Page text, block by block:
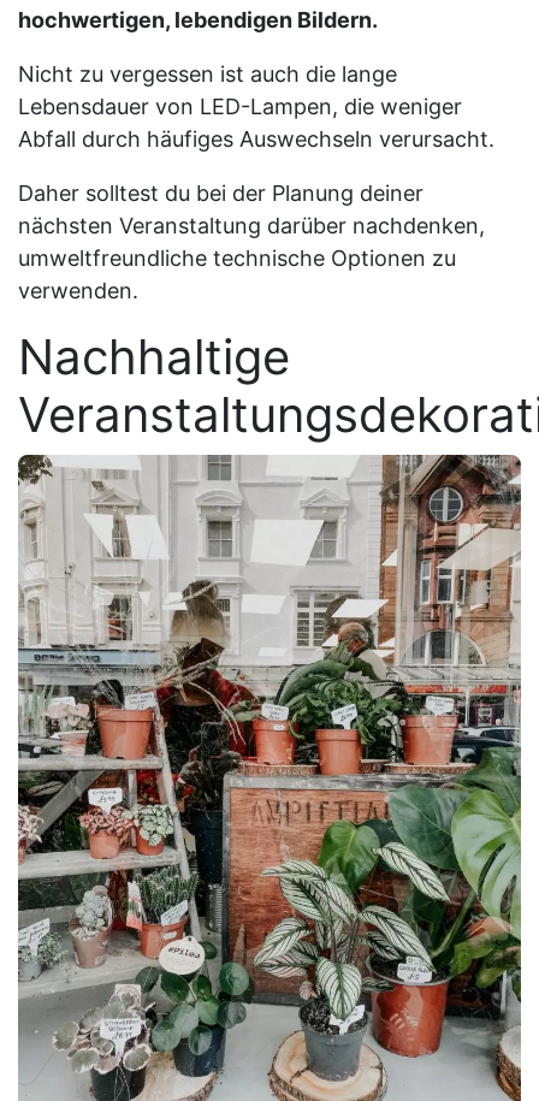
hochwertigen, lebendigen Bildern.
Nicht zu vergessen ist auch die lange
Lebensdauer von LED-Lampen, die weniger
Abfall durch häufiges Auswechseln verursacht.
Daher solltest du bei der Planung deiner
nächsten Veranstaltung darüber nachdenken,
umweltfreundliche technische Optionen zu
verwenden.
Nachhaltige